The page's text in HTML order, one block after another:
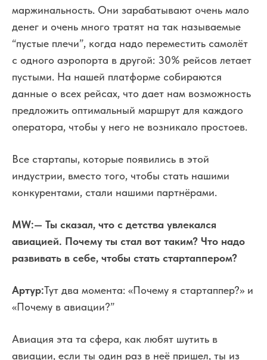
маржинальность. Они зарабатывают очень мало
денег и очень много тратят на так называемые
“пустые плечи”, когда надо переместить самолёт
с одного аэропорта в другой: 30% рейсов летает
пустыми. На нашей платформе собираются
данные о всех рейсах, что дает нам возможность
предложить оптимальный маршрут для каждого
оператора, чтобы у него не возникало простоев.
Все стартапы, которые появились в этой
индустрии, вместо того, чтобы стать нашими
конкурентами, стали нашими партнёрами.
MW:— Ты сказал, что с детства увлекался
авиацией. Почему ты стал вот таким? Что надо
развивать в себе, чтобы стать стартаппером?
Артур:Тут два момента: «Почему я стартаппер?» и
«Почему в авиации?”
Авиация эта та сфера, как любят шутить в
авиации, если ты один раз в неё пришел, ты из